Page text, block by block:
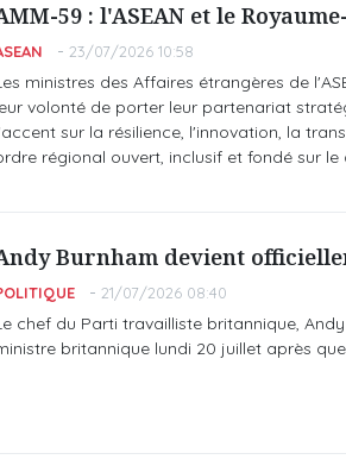
59 : l'ASEAN et le
23/07/2026 10:58
ministres des Affaires étrangères de
volonté de porter leur partenariat
sur la résilience, l'innovation, la
régional ouvert, inclusif et fondé sur le
Burnham devient
21/07/2026 08:40
chef du Parti travailliste britannique,
britannique lundi 20 juillet après